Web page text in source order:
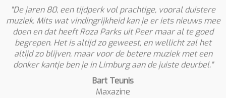
"De jaren 80, een tijdperk vol prachtige, vooral duistere
muziek. Mits wat vindingrijkheid kan je er iets nieuws mee
doen en dat heeft Roza Parks uit Peer maar al te goed
begrepen. Het is altijd zo geweest, en wellicht zal het
altijd zo blijven, maar voor de betere muziek met een
donker kantje ben je in Limburg aan de juiste deurbel."
Bart Teunis
Maxazine